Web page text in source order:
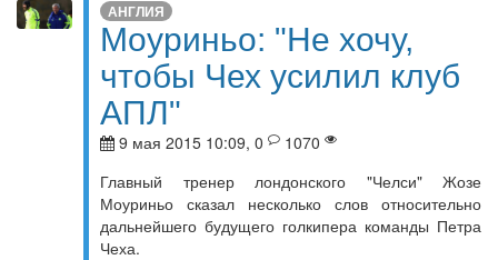
АНГЛИЯ
Моуриньо: "Не хочу,
чтобы Чех усилил клуб
АПЛ"
9 мая 2015 10:09, 0
1070
Главный тренер лондонского "Челси" Жозе
Моуриньо сказал несколько слов относительно
дальнейшего будущего голкипера команды Петра
Чеха.